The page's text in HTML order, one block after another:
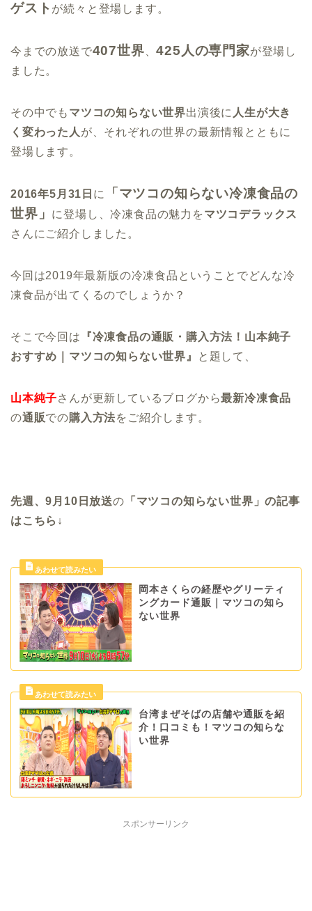
ゲスト が続々と登場します。
今までの放送で407世界 、425人の専門家が登場し
ました。
その中でも マツコの知らない世界出演後に 人生が大き
く変わった人 が、それぞれの世界の最新情報とともに
登場します。
2016年5月31日 に
「マツコの知らない冷凍食品の
世界」
に登場し、冷凍食品の魅力を マツコデラックス
さんにご紹介しました。
今回は2019年最新版の冷凍食品ということでどんな冷
凍食品が出てくるのでしょうか？
そこで今回は
『冷凍食品の通販・購入方法！山本純子
おすすめ｜マツコの知らない世界』
と題して、
山本純子さんが更新しているブログから最新冷凍食品
の通販での購入方法をご紹介します。
先週、9月10日放送の 「マツコの知らない世界」の記事
はこちら↓
岡本さくらの経歴やグリーティ
ングカード通販｜マツコの知ら
ない世界
台湾まぜそばの店舗や通販を紹
介！口コミも！マツコの知らな
い世界
スポンサーリンク